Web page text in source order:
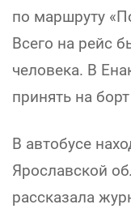
по маршруту
Всего на рейс
человека. В
принять на
В автобусе
Ярославской
рассказала